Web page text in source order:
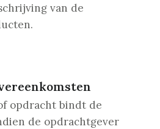
van de
opdracht bindt de
de opdrachtgever